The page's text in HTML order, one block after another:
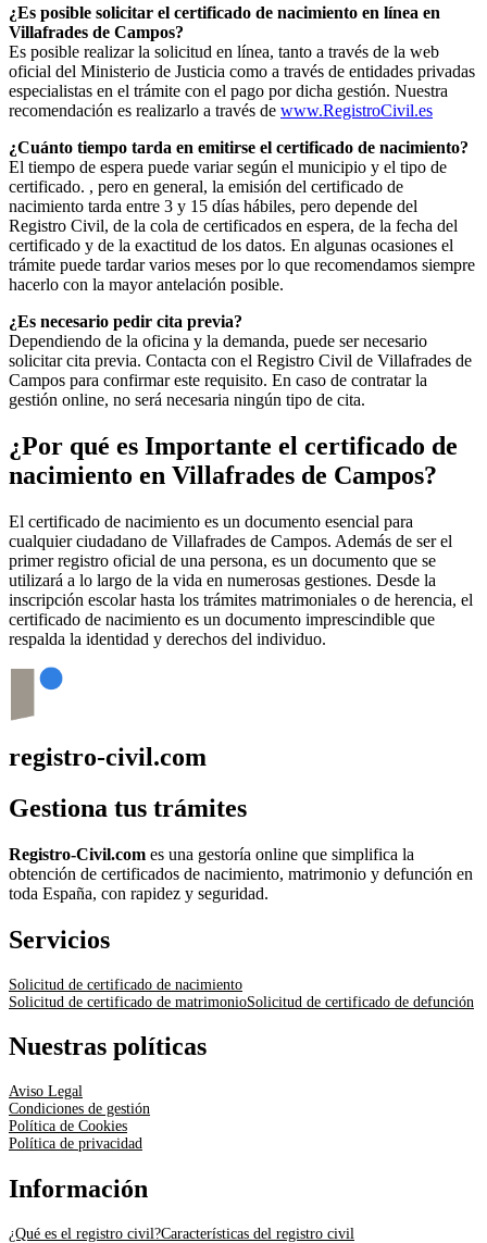
¿Es posible solicitar el certificado de nacimiento en línea en
Villafrades de Campos?
Es posible realizar la solicitud en línea, tanto a través de la web
oficial del Ministerio de Justicia como a través de entidades privadas
especialistas en el trámite con el pago por dicha gestión. Nuestra
recomendación es realizarlo a través de www.RegistroCivil.es
¿Cuánto tiempo tarda en emitirse el certificado de nacimiento?
El tiempo de espera puede variar según el municipio y el tipo de
certificado. , pero en general, la emisión del certificado de
nacimiento tarda entre 3 y 15 días hábiles, pero depende del
Registro Civil, de la cola de certificados en espera, de la fecha del
certificado y de la exactitud de los datos. En algunas ocasiones el
trámite puede tardar varios meses por lo que recomendamos siempre
hacerlo con la mayor antelación posible.
¿Es necesario pedir cita previa?
Dependiendo de la oficina y la demanda, puede ser necesario
solicitar cita previa. Contacta con el Registro Civil de Villafrades de
Campos para confirmar este requisito. En caso de contratar la
gestión online, no será necesaria ningún tipo de cita.
¿Por qué es Importante el certificado de
nacimiento en Villafrades de Campos?
El certificado de nacimiento es un documento esencial para
cualquier ciudadano de Villafrades de Campos. Además de ser el
primer registro oficial de una persona, es un documento que se
utilizará a lo largo de la vida en numerosas gestiones. Desde la
inscripción escolar hasta los trámites matrimoniales o de herencia, el
certificado de nacimiento es un documento imprescindible que
respalda la identidad y derechos del individuo.
registro-civil.com
Gestiona tus trámites
Registro-Civil.com es una gestoría online que simplifica la
obtención de certificados de nacimiento, matrimonio y defunción en
toda España, con rapidez y seguridad.
Servicios
Solicitud de certificado de nacimiento
Solicitud de certificado de matrimonioSolicitud de certificado de defunción
Nuestras políticas
Aviso Legal
Condiciones de gestión
Política de Cookies
Política de privacidad
Información
¿Qué es el registro civil?Características del registro civil